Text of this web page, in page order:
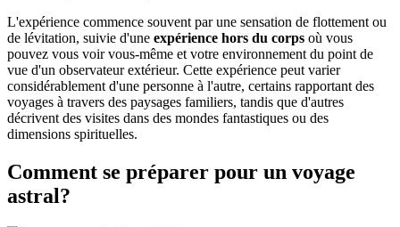
L'expérience commence souvent par une sensation de flottement ou
de lévitation, suivie d'une expérience hors du corps où vous
pouvez vous voir vous-même et votre environnement du point de
vue d'un observateur extérieur. Cette expérience peut varier
considérablement d'une personne à l'autre, certains rapportant des
voyages à travers des paysages familiers, tandis que d'autres
décrivent des visites dans des mondes fantastiques ou des
dimensions spirituelles.
Comment se préparer pour un voyage
astral?